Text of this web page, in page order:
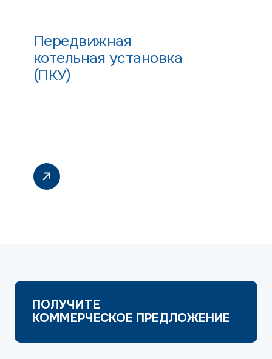
Передвижная
котельная установка
(ПКУ)
ПОЛУЧИТЕ
КОММЕРЧЕСКОЕ ПРЕДЛОЖЕНИЕ